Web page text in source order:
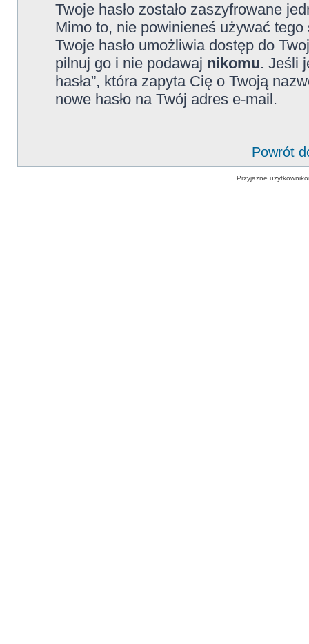
Twoje hasło zostało zaszyfrowane
Mimo to, nie powinieneś używać
Twoje hasło umożliwia dostęp do
pilnuj go i nie podawaj nikomu. Jeśli
hasła”, która zapyta Cię o Twoją
nowe hasło na Twój adres e-mail.
Powrót
Przyjazne